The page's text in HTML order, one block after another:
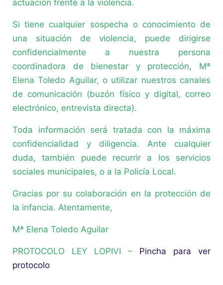
actuación frente a la violencia.
Si tiene cualquier sospecha o conocimiento de
una situación de violencia, puede dirigirse
confidencialmente a nuestra persona
coordinadora de bienestar y protección, Mª
Elena Toledo Aguilar, o utilizar nuestros canales
de comunicación (buzón físico y digital, correo
electrónico, entrevista directa).
Toda información será tratada con la máxima
confidencialidad y diligencia. Ante cualquier
duda, también puede recurrir a los servicios
sociales municipales, o a la Policía Local.
Gracias por su colaboración en la protección de
la infancia. Atentamente,
Mª Elena Toledo Aguilar
PROTOCOLO LEY LOPIVI – Pincha para ver
protocolo